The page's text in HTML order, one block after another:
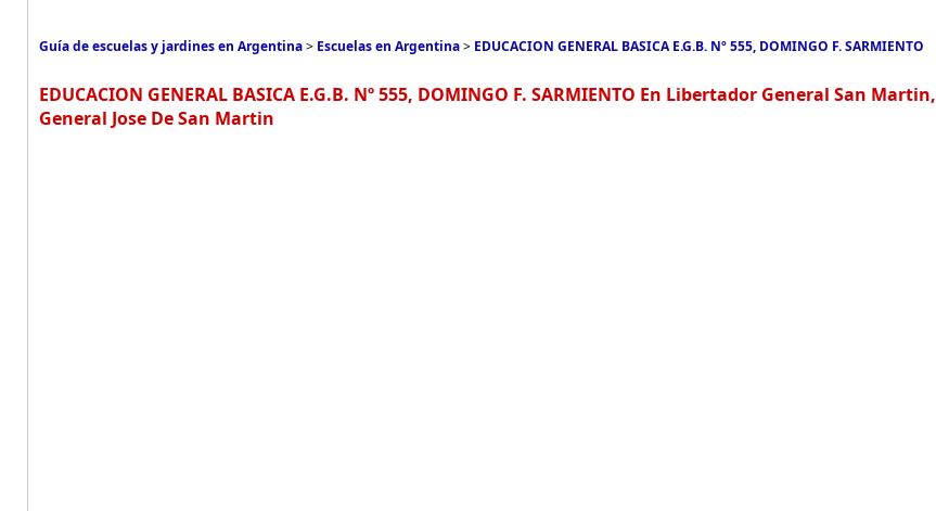
Guía de escuelas y jardines en Argentina> Escuelas en Argentina> EDUCACION GENERAL BASICA E.G.B. Nº 555, DOMINGO F. SARMIENTO
EDUCACION GENERAL BASICA E.G.B. Nº 555, DOMINGO F. SARMIENTO En Libertador General San Martin,
General Jose De San Martin